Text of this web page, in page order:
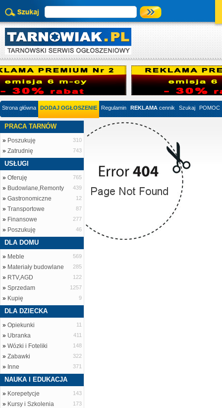
Strona główna DODAJ OGŁOSZENIE Regulamin REKLAMA cennik Szukaj POMOC
PRACA TARNÓW
» Poszukuję 310
» Zatrudnię 743
USŁUGI
» Oferuję 765
» Budowlane,Remonty 439
» Gastronomiczne 12
» Transportowe 87
» Finansowe 277
» Poszukuję 46
DLA DOMU
» Meble 569
» Materiały budowlane 285
» RTV,AGD 122
» Sprzedam 1257
» Kupię 9
DLA DZIECKA
» Opiekunki 11
» Ubranka 411
» Wózki i Foteliki 148
» Zabawki 322
» Inne 371
NAUKA I EDUKACJA
» Korepetycje 143
» Kursy i Szkolenia 173